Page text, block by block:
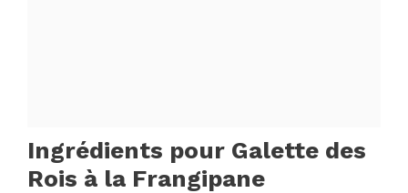
Ingrédients pour Galette des
Rois à la Frangipane